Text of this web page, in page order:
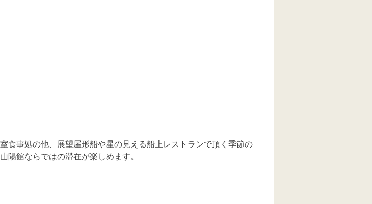
食事処の他、展望屋形船や星の見える船上レストランで頂く季節の
陽館ならではの滞在が楽しめます。